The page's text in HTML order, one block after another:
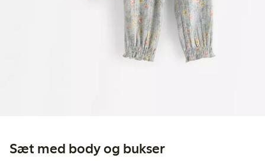
Sæt med body og bukser